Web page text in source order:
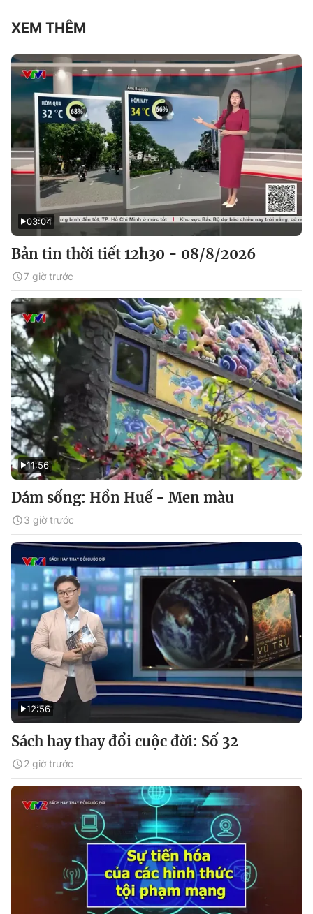
XEM THÊM
03:04
Bản tin thời tiết 12h30 - 08/8/2026
7 giờ trước
11:56
Dám sống: Hồn Huế - Men màu
3 giờ trước
12:56
Sách hay thay đổi cuộc đời: Số 32
2 giờ trước